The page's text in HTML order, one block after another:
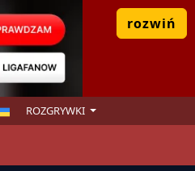
rozwiń
ROZGRYWKI